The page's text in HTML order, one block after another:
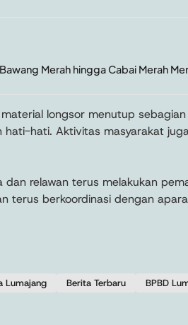
Merah hingga Cabai Merah
longsor menutup
hati. Aktivitas masyarakat
dan relawan terus melakukan
terus berkoordinasi dengan
Lumajang Berita Terbaru BPBD